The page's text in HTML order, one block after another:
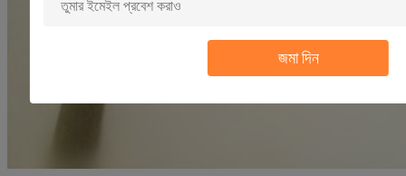
জমা দিন